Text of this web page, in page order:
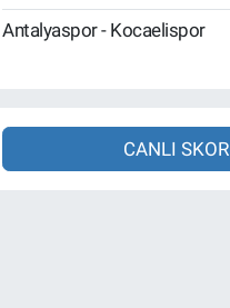
Antalyaspor - Kocaelispor
CANLI SKOR